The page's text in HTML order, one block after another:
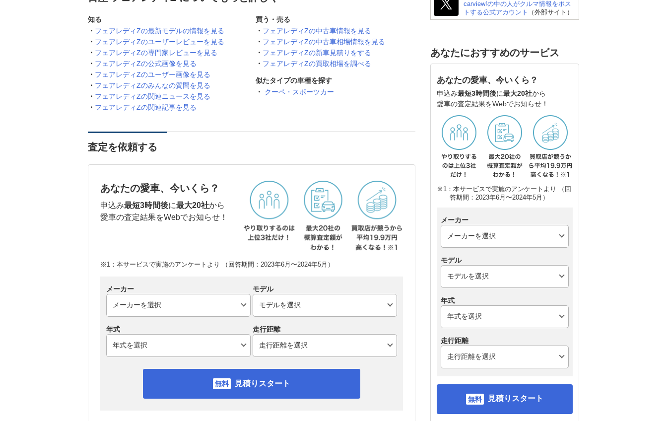
知る
フェアレディZの最新モデルの情報を見る
フェアレディZのユーザーレビューを見る
フェアレディZの専門家レビューを見る
フェアレディZの公式画像を見る
フェアレディZのユーザー画像を見る
フェアレディZのみんなの質問を見る
フェアレディZの関連ニュースを見る
フェアレディZの関連記事を見る
買う・売る
フェアレディZの中古車情報を見る
フェアレディZの中古車相場情報を見る
フェアレディZの新車見積りをする
フェアレディZの買取相場を調べる
似たタイプの車種を探す
クーペ・スポーツカー
査定を依頼する
あなたの愛車、今いくら？
申込み最短3時間後に最大20社から
愛車の査定結果をWebでお知らせ！
※1：本サービスで実施のアンケートより （回答期間：2023年6月〜2024年5月）
メーカー モデル
年式 走行距離
見積りスタート
carview!の中の人がクルマ情報をポス
トする公式アカウント
（外部サイト）
あなたにおすすめのサービス
あなたの愛車、今いくら？
申込み最短3時間後に最大20社から
愛車の査定結果をWebでお知らせ！
※1：本サービスで実施のアンケートより （回
答期間：2023年6月〜2024年5月）
メーカー
モデル
年式
走行距離
見積りスタート